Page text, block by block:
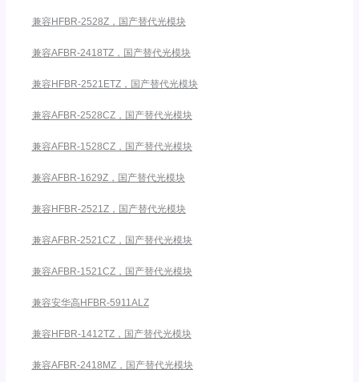
兼容HFBR-2528Z，国产替代光模块
兼容AFBR-2418TZ，国产替代光模块
兼容HFBR-2521ETZ，国产替代光模块
兼容AFBR-2528CZ，国产替代光模块
兼容AFBR-1528CZ，国产替代光模块
兼容AFBR-1629Z，国产替代光模块
兼容HFBR-2521Z，国产替代光模块
兼容AFBR-2521CZ，国产替代光模块
兼容AFBR-1521CZ，国产替代光模块
兼容安华高HFBR-5911ALZ
兼容HFBR-1412TZ，国产替代光模块
兼容AFBR-2418MZ，国产替代光模块